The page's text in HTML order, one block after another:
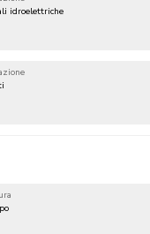
idroelettriche